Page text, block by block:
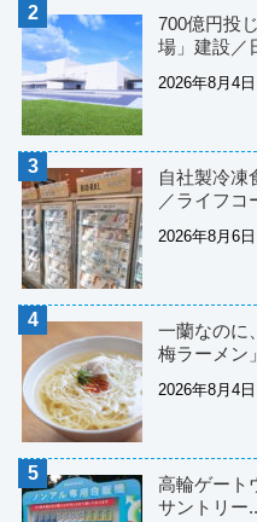
700億円投
場」建設／
2026年8月4日
自社製冷
／ライフコ
2026年8月6日
一蘭なの
梅ラーメン
2026年8月4日
高輪ゲート
サントリー